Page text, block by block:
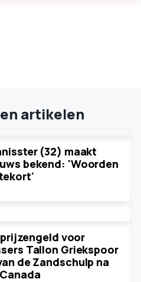
artikelen
(32) maakt
bekend: 'Woorden
voor
Tallon Griekspoor
de Zandschulp na